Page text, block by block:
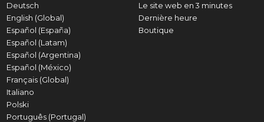
Deutsch
English (Global)
Español (España)
Español (Latam)
Español (Argentina)
Español (México)
Français (Global)
Italiano
Polski
Português (Portugal)
Le site web en 3 minutes
Dernière heure
Boutique